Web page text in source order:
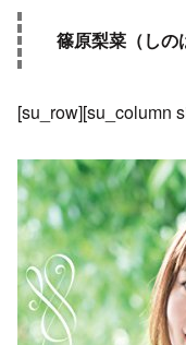
篠原梨菜（しの
[su_row][su_column